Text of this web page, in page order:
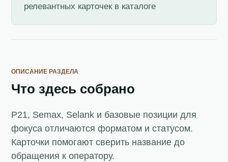
релевантных карточек в каталоге
ОПИСАНИЕ РАЗДЕЛА
Что здесь собрано
P21, Semax, Selank и базовые позиции для
фокуса отличаются форматом и статусом.
Карточки помогают сверить название до
обращения к оператору.